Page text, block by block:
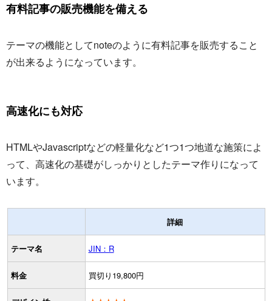
有料記事の販売機能を備える
テーマの機能としてnoteのように有料記事を販売すること
が出来るようになっています。
高速化にも対応
HTMLやJavascriptなどの軽量化など1つ1つ地道な施策によ
って、高速化の基礎がしっかりとしたテーマ作りになって
います。
詳細
テーマ名 JIN：R
料金 買切り19,800円